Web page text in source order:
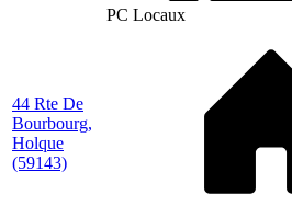
PC Locaux
44 Rte De
Bourbourg,
Holque
(59143)